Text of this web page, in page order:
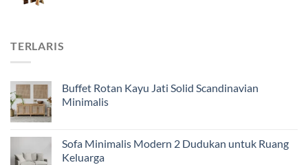
TERLARIS
Buffet Rotan Kayu Jati Solid Scandinavian
Minimalis
Sofa Minimalis Modern 2 Dudukan untuk Ruang
Keluarga